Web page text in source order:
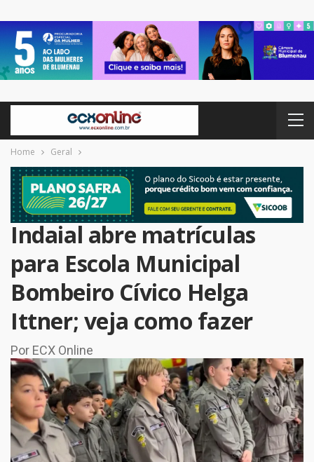
Home Geral
Indaial abre matrículas
para Escola Municipal
Bombeiro Cívico Helga
Ittner; veja como fazer
Por ECX Online